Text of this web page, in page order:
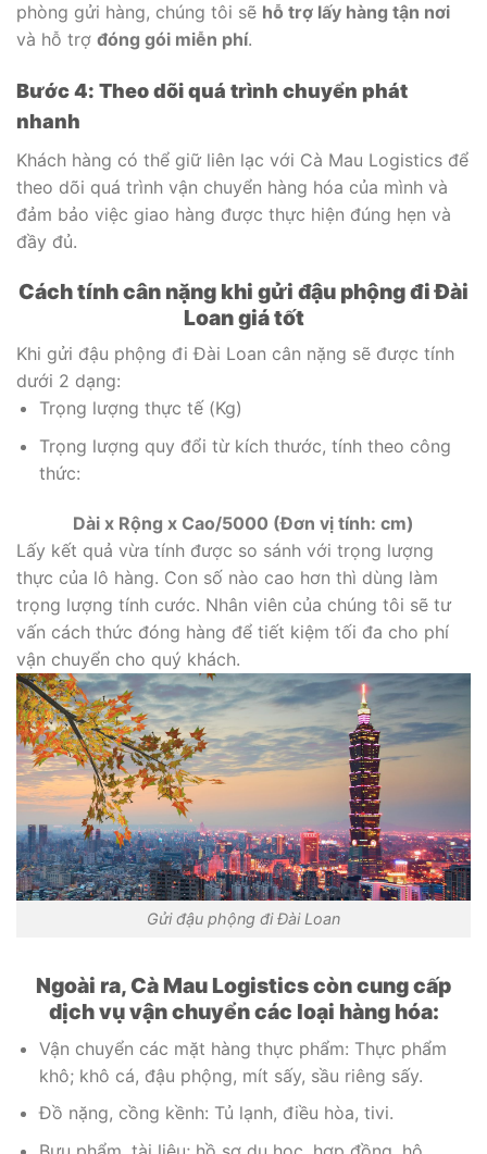
phòng gửi hàng, chúng tôi sẽ hỗ trợ lấy hàng tận nơi
và hỗ trợ đóng gói miễn phí.
Bước 4: Theo dõi quá trình chuyển phát
nhanh
Khách hàng có thể giữ liên lạc với Cà Mau Logistics để
theo dõi quá trình vận chuyển hàng hóa của mình và
đảm bảo việc giao hàng được thực hiện đúng hẹn và
đầy đủ.
Cách tính cân nặng khi gửi đậu phộng đi Đài
Loan giá tốt
Khi gửi đậu phộng đi Đài Loan cân nặng sẽ được tính
dưới 2 dạng:
Trọng lượng thực tế (Kg)
Trọng lượng quy đổi từ kích thước, tính theo công
thức:
Dài x Rộng x Cao/5000 (Đơn vị tính: cm)
Lấy kết quả vừa tính được so sánh với trọng lượng
thực của lô hàng. Con số nào cao hơn thì dùng làm
trọng lượng tính cước. Nhân viên của chúng tôi sẽ tư
vấn cách thức đóng hàng để tiết kiệm tối đa cho phí
vận chuyển cho quý khách.
Gửi đậu phộng đi Đài Loan
Ngoài ra, Cà Mau Logistics còn cung cấp
dịch vụ vận chuyển các loại hàng hóa:
Vận chuyển các mặt hàng thực phẩm: Thực phẩm
khô; khô cá, đậu phộng, mít sấy, sầu riêng sấy.
Đồ nặng, cồng kềnh: Tủ lạnh, điều hòa, tivi.